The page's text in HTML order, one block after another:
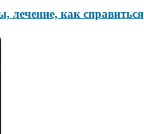
лечение, как справиться